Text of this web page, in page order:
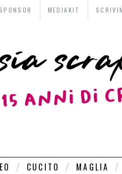
SPONSOR MEDIAKIT
CUCITO MAGLIA